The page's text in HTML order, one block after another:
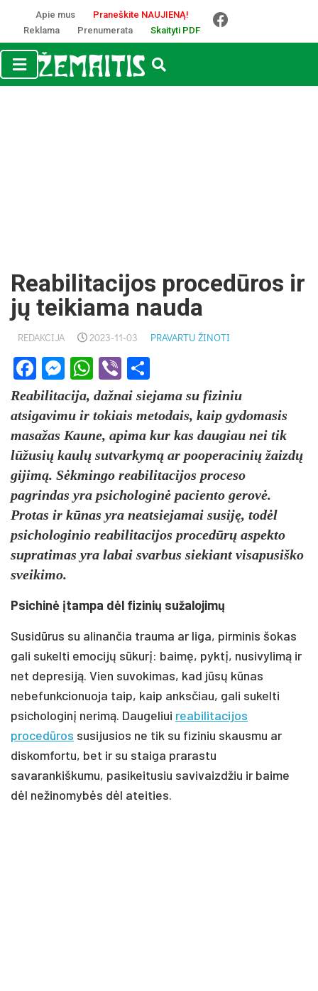
Apie mus
Praneškite NAUJIENĄ!
Reklama
Prenumerata Skaityti PDF
Reabilitacijos procedūros ir
jų teikiama nauda
REDAKCIJA 2023-11-03 PRAVARTU ŽINOTI
Facebook
Messenger
WhatsApp
Viber
Reabilitacija, dažnai siejama su fiziniu
atsigavimu ir tokiais metodais, kaip gydomasis
masažas Kaune, apima kur kas daugiau nei tik
lūžusių kaulų sutvarkymą ar pooperacinių žaizdų
gijimą. Sėkmingo reabilitacijos proceso
pagrindas yra psichologinė paciento gerovė.
Protas ir kūnas yra neatsiejamai susiję, todėl
psichologinio reabilitacijos procedūrų aspekto
supratimas yra labai svarbus siekiant visapusiško
sveikimo.
Psichinė įtampa dėl fizinių sužalojimų
Susidūrus su alinančia trauma ar liga, pirminis šokas
gali sukelti emocijų sūkurį: baimę, pyktį, nusivylimą ir
net depresiją. Vien suvokimas, kad jūsų kūnas
nebefunkcionuoja taip, kaip anksčiau, gali sukelti
psichologinį nerimą. Daugeliui reabilitacijos
procedūros susijusios ne tik su fiziniu skausmu ar
diskomfortu, bet ir su staiga prarastu
savarankiškumu, pasikeitusiu savivaizdžiu ir baime
dėl nežinomybės dėl ateities.